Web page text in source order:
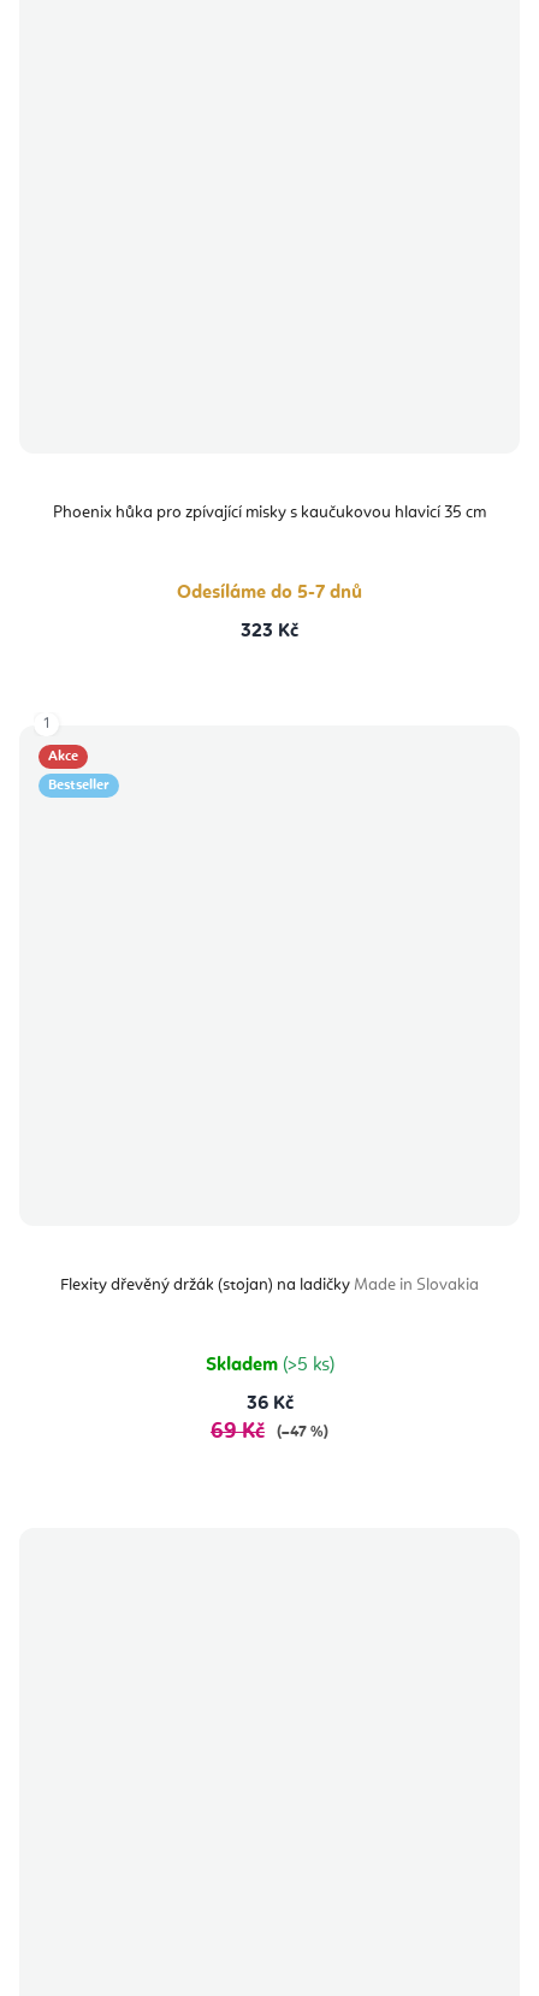
Phoenix hůka pro zpívající misky s kaučukovou hlavicí 35 cm
Odesíláme do 5-7 dnů
323 Kč
Akce
Bestseller
Flexity dřevěný držák (stojan) na ladičky Made in Slovakia
Skladem (>5 ks)
36 Kč
69 Kč (–47 %)
1